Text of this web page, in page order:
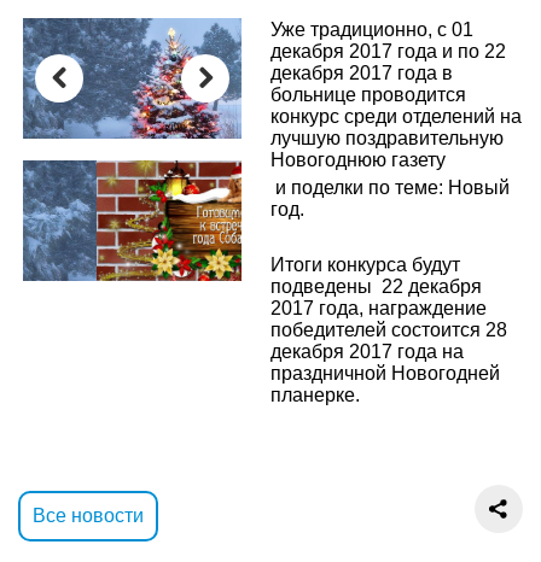
Previous Next
Уже традиционно, с 01
декабря 2017 года и по 22
декабря 2017 года в
больнице проводится
конкурс среди отделений на
лучшую поздравительную
Новогоднюю газету
и поделки по теме: Новый
год.
Итоги конкурса будут
подведены 22 декабря
2017 года, награждение
победителей состоится 28
декабря 2017 года на
праздничной Новогодней
планерке.
Все новости